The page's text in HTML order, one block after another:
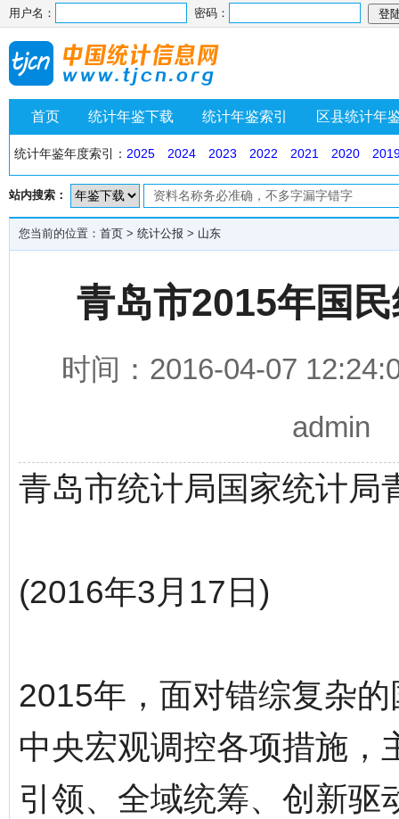
用户名： 密码：
首页 统计年鉴下载 统计年鉴索引 区县统计年
统计年鉴年度索引： 2025 2024 2023 2022 2021 2020
站内搜索：
您当前的位置： 首页 > 统计公报 > 山东
青岛市2015年国
时间：2016-04-07
admin
青岛市统计局国家统计局
(2016年3月17日)
2015年，面对错综复杂
中央宏观调控各项措施，
引领、全域统筹、创新驱